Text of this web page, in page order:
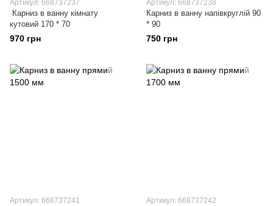
Артикул: 668737237
Карниз в ванну кімнату
кутовий 170 * 70
970 грн
Артикул: 668737238
Карниз в ванну напівкруглій 90
* 90
750 грн
Артикул: 668737241 Артикул: 668737242